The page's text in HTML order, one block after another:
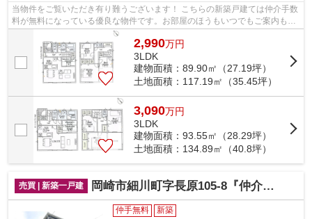
当物件をご覧いただき有り難うございます！ こちらの新築戸建ては仲介手数
料が無料になっている優良な物件です。お部屋のほうもいつでもご案内もさ
せて頂きますのでお気軽にお問合せ下...
2,990万円
3LDK
建物面積：89.90㎡（27.19坪）
土地面積：117.19㎡（35.45坪）
3,090万円
3LDK
建物面積：93.55㎡（28.29坪）
土地面積：134.89㎡（40.8坪）
売買 | 新築一戸建 岡崎市細川町字長原105-8『仲介料無料』新築戸建て
仲手無料 新築